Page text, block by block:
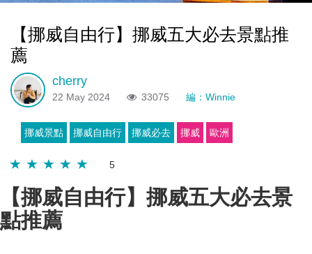
【挪威自由行】挪威五大必去景點推
薦
cherry
22 May 2024 33075 編：Winnie
挪威景點 挪威自由行 挪威必去 挪威 歐洲
5
【挪威自由行】挪威五大必去景
點推薦